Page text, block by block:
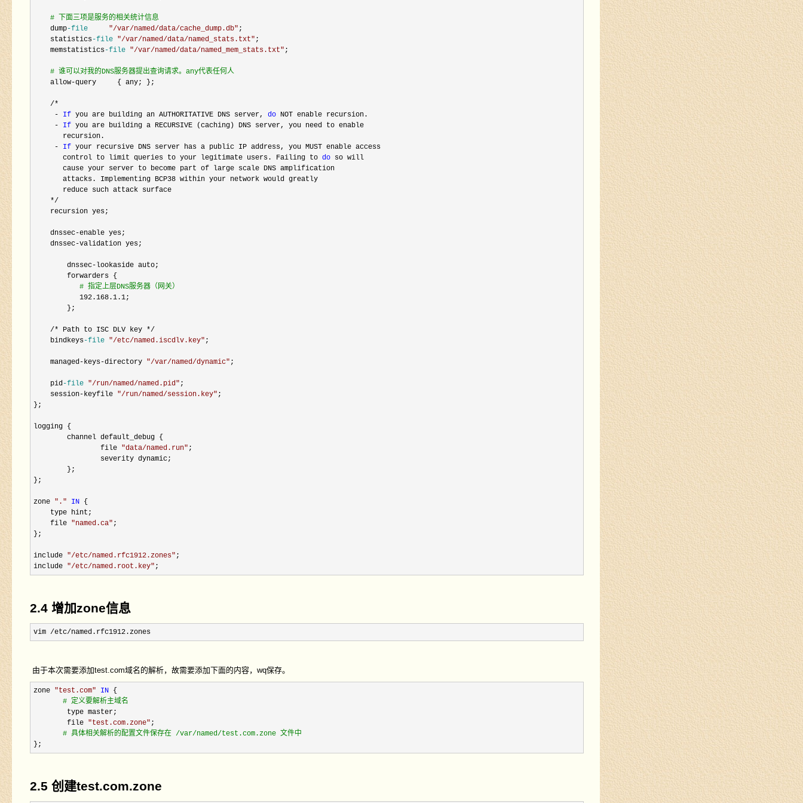
# 下面三项是服务的相关统计信息
    dump
-file "/var/named/data/cache_dump.db" ;
    statistics
-file "/var/named/data/named_stats.txt" ;
    memstatistics
-file "/var/named/data/named_mem_stats.txt" ;
# 谁可以对我的DNS服务器提出查询请求。any代表任何人
    allow-
query     { any; };
/*
     -
If you are building an AUTHORITATIVE DNS server, do NOT enable recursion.
- If you are building a RECURSIVE (caching) DNS server, you need to enable
       recursion.
- If your recursive DNS server has a public IP address, you MUST enable access
       control to limit queries to your legitimate users. Failing to
do so will
       cause your server to become part of large scale DNS amplification
       attacks. Implementing BCP38 within your network would greatly
       reduce such attack surface
*/
    recursion yes;
    dnssec
-enable yes;
    dnssec
-validation yes;
        dnssec
- lookaside auto;
        forwarders {
# 指定上层DNS服务器（网关）
           192.168.1.1
;
        };
/* Path to ISC DLV key */
    bindkeys
-file "/etc/named.iscdlv.key" ;
    managed
-keys-directory "/var/named/dynamic" ;
    pid
-file "/run/named/named.pid" ;
    session
-keyfile "/run/named/session.key" ;
};
logging {
        channel default_debug {
                file
"data/named.run" ;
                severity dynamic;
        };
};
zone " . " IN {
    type hint;
    file
"named.ca" ;
};
include "/etc/named.rfc1912.zones" ;
include "/etc/named.root.key" ;
2.4 增加zone信息
vim /etc/named.rfc1912.zones
由于本次需要添加test.com域名的解析，故需要添加下面的内容，wq保存。
zone "test.com" IN {
# 定义要解析主域名
        type master;
        file
"test.com.zone" ;
# 具体相关解析的配置文件保存在 /var/named/test.com.zone 文件中
};
2.5 创建test.com.zone